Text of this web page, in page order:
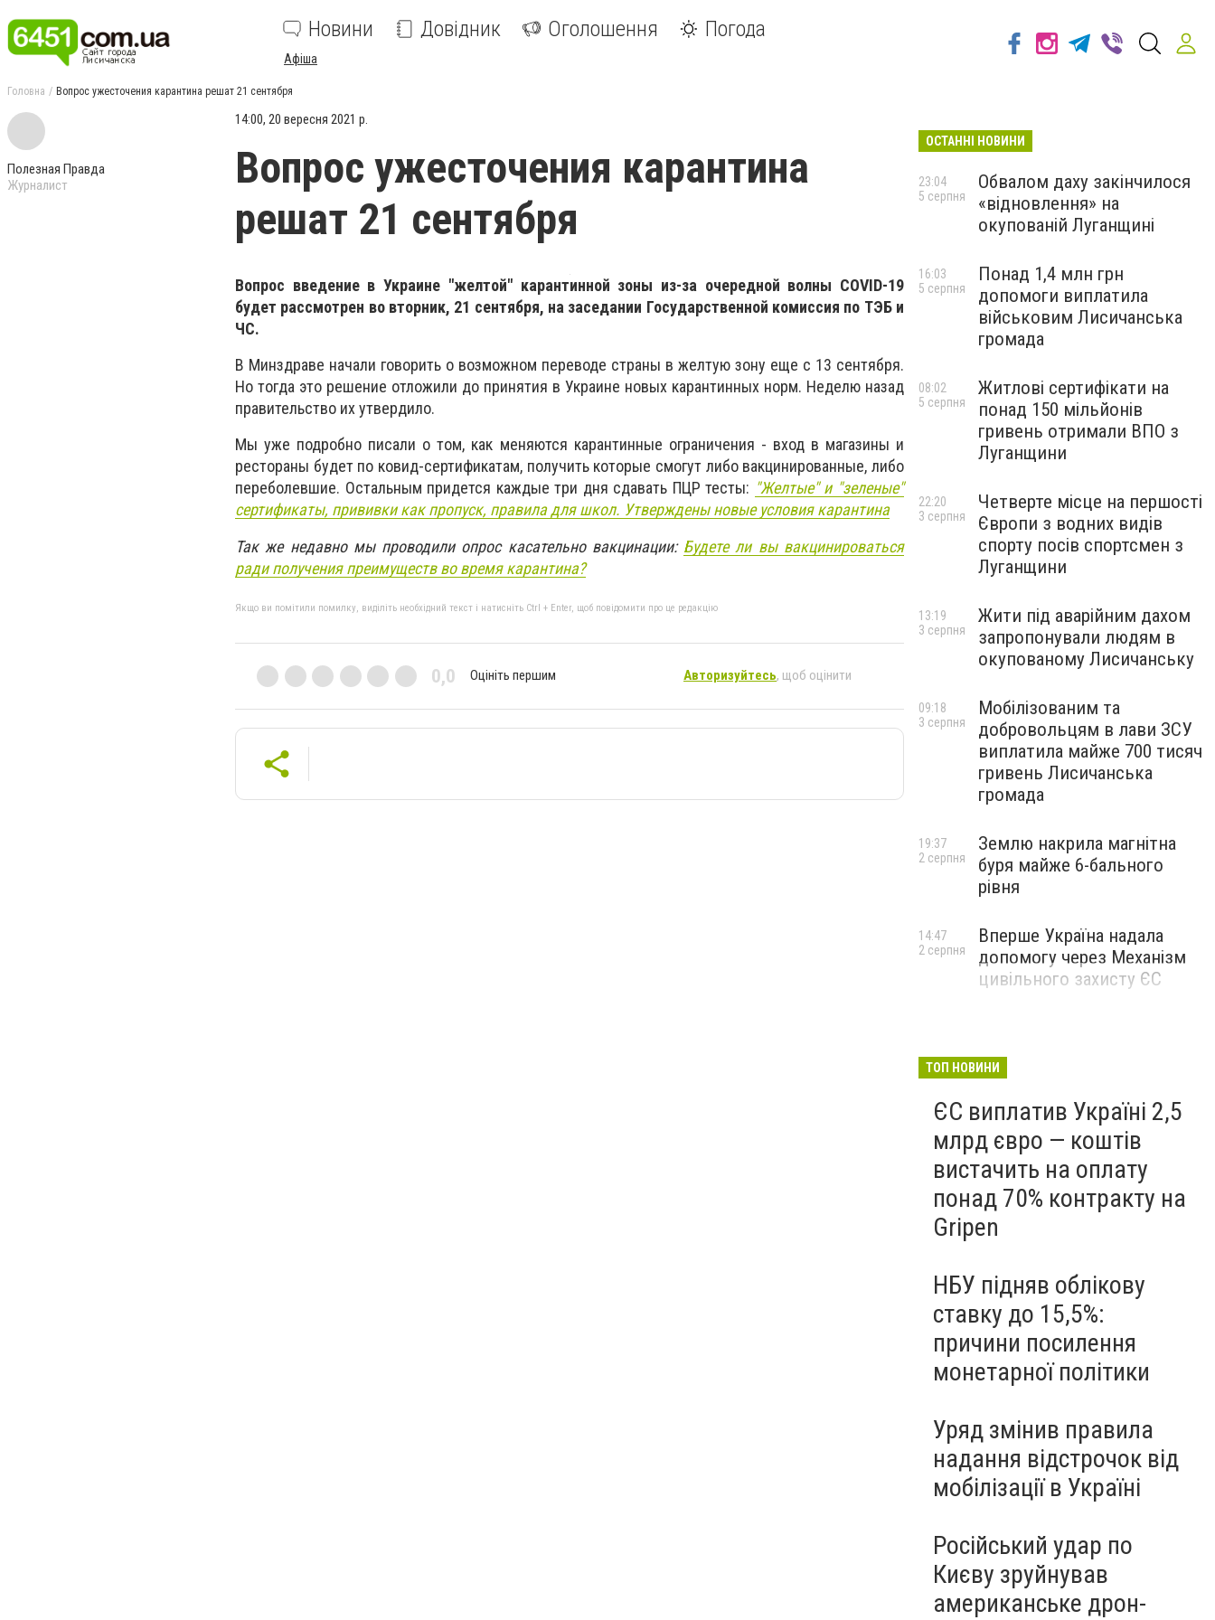
Новини Довідник Оголошення Погода
Афіша
Головна Вопрос ужесточения карантина решат 21 сентября
Полезная Правда
Журналист
14:00, 20 вересня 2021 р.
Вопрос ужесточения карантина
решат 21 сентября
Вопрос введение в Украине "желтой" карантинной зоны из-за очередной волны COVID-19
будет рассмотрен во вторник, 21 сентября, на заседании Государственной комиссия по ТЭБ и
ЧС.
В Минздраве начали говорить о возможном переводе страны в желтую зону еще с 13 сентября.
Но тогда это решение отложили до принятия в Украине новых карантинных норм. Неделю назад
правительство их утвердило.
Мы уже подробно писали о том, как меняются карантинные ограничения - вход в магазины и
рестораны будет по ковид-сертификатам, получить которые смогут либо вакцинированные, либо
переболевшие. Остальным придется каждые три дня сдавать ПЦР тесты: "Желтые" и "зеленые"
сертификаты, прививки как пропуск, правила для школ. Утверждены новые условия карантина
Так же недавно мы проводили опрос касательно вакцинации: Будете ли вы вакцинироваться
ради получения преимуществ во время карантина?
Якщо ви помітили помилку, виділіть необхідний текст і натисніть Ctrl + Enter, щоб повідомити про це редакцію
0,0 Оцініть першим Авторизуйтесь, щоб оцінити
ОСТАННІ НОВИНИ
Обвалом даху закінчилося
«відновлення» на
окупованій Луганщині
23:04
5 серпня
Понад 1,4 млн грн
допомоги виплатила
військовим Лисичанська
громада
16:03
5 серпня
Житлові сертифікати на
понад 150 мільйонів
гривень отримали ВПО з
Луганщини
08:02
5 серпня
Четверте місце на першості
Європи з водних видів
спорту посів спортсмен з
Луганщини
22:20
3 серпня
Жити під аварійним дахом
запропонували людям в
окупованому Лисичанську
13:19
3 серпня
Мобілізованим та
добровольцям в лави ЗСУ
виплатила майже 700 тисяч
гривень Лисичанська
громада
09:18
3 серпня
Землю накрила магнітна
буря майже 6-бального
рівня
19:37
2 серпня
Вперше Україна надала
допомогу через Механізм
цивільного захисту ЄС
14:47
2 серпня
ТОП НОВИНИ
ЄС виплатив Україні 2,5
млрд євро — коштів
вистачить на оплату
понад 70% контракту на
Gripen
НБУ підняв облікову
ставку до 15,5%:
причини посилення
монетарної політики
Уряд змінив правила
надання відстрочок від
мобілізації в Україні
Російський удар по
Києву зруйнував
американське дрон-